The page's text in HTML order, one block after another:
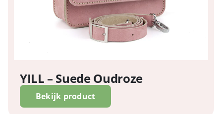
YILL – Suede Oudroze
Bekijk product